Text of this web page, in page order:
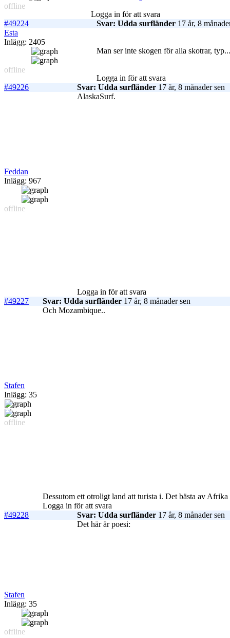
offline
Logga in för att svara
#49224
Svar: Udda surfländer 17 år, 8
Esta
Inlägg: 2405
offline
Man ser inte skogen för alla skotrar, typ...
Logga in för att svara
#49226
Svar: Udda surfländer 17 år, 8 månader sen
Feddan
Inlägg: 967
offline
AlaskaSurf.
Logga in för att svara
#49227
Svar: Udda surfländer 17 år, 8 månader sen
Stafen
Inlägg: 35
offline
Och Mozambique..
Dessutom ett otroligt land att turista i. Det bästa av
Logga in för att svara
#49228
Svar: Udda surfländer 17 år, 8 månader sen
Stafen
Inlägg: 35
offline
Det här är poesi: